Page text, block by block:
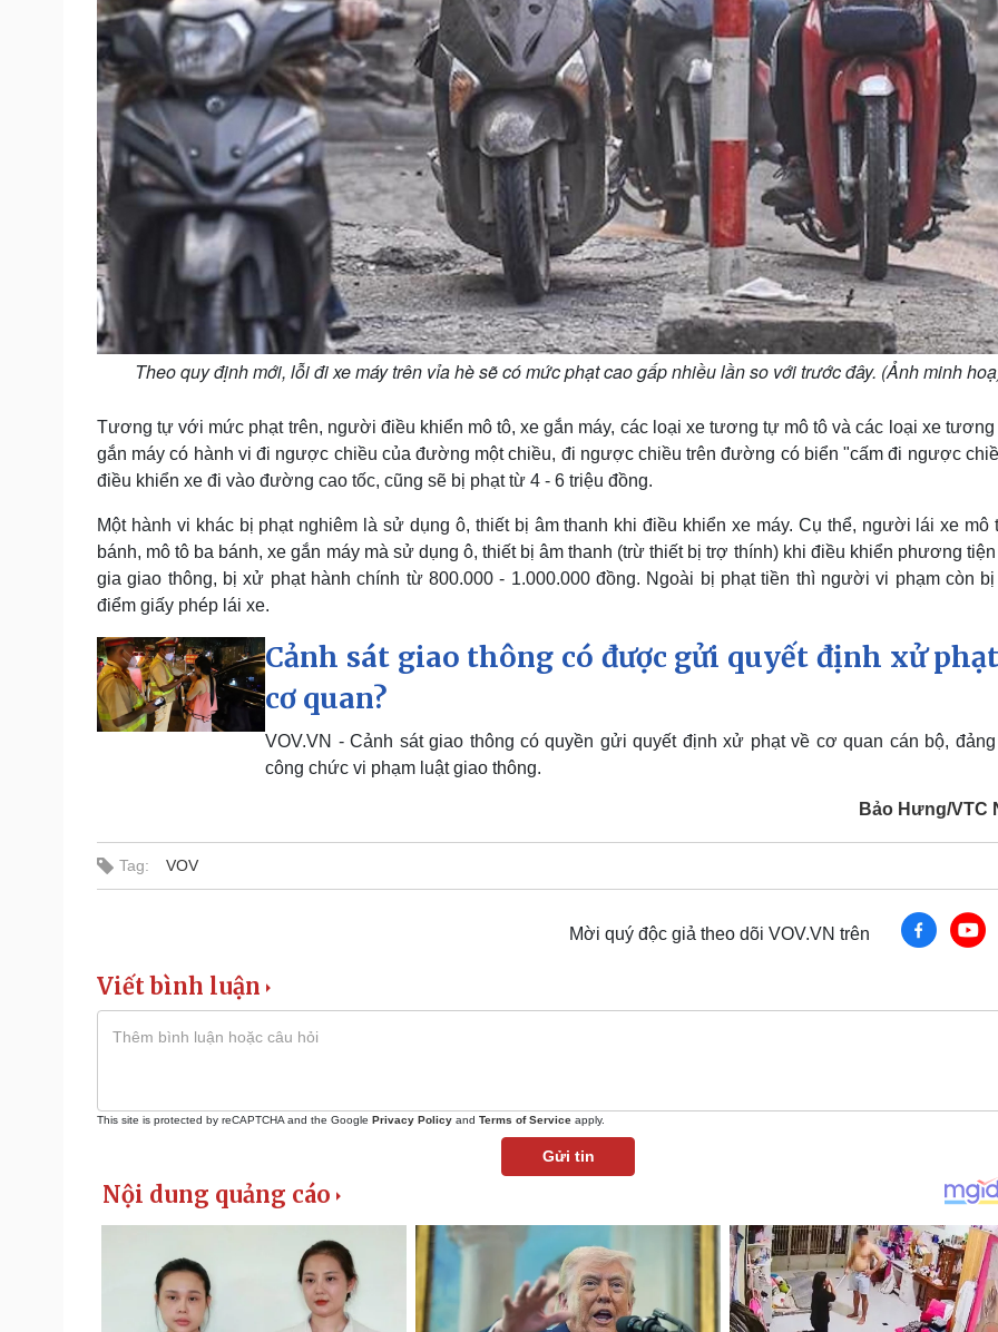
Theo quy định mới, lỗi đi xe máy trên vỉa hè sẽ có mức phạt cao gấp nhiều lần so với trước đây. (Ảnh minh
Tương tự với mức phạt trên, người điều khiển mô tô, xe gắn máy, các loại xe tương tự mô tô và các loại xe
gắn máy có hành vi đi ngược chiều của đường một chiều, đi ngược chiều trên đường có biển "cấm đi ngược
điều khiển xe đi vào đường cao tốc, cũng sẽ bị phạt từ 4 - 6 triệu đồng.
Một hành vi khác bị phạt nghiêm là sử dụng ô, thiết bị âm thanh khi điều khiển xe máy. Cụ thể, người lái xe mô
bánh, mô tô ba bánh, xe gắn máy mà sử dụng ô, thiết bị âm thanh (trừ thiết bị trợ thính) khi điều khiển phương
gia giao thông, bị xử phạt hành chính từ 800.000 - 1.000.000 đồng. Ngoài bị phạt tiền thì người vi phạm còn
điểm giấy phép lái xe.
Cảnh sát giao thông có được gửi quyết định xử
cơ quan?
VOV.VN - Cảnh sát giao thông có quyền gửi quyết định xử phạt về cơ quan cán bộ,
công chức vi phạm luật giao thông.
Bảo Hưng/VTC
Tag: VOV
Mời quý độc giả theo dõi VOV.VN trên
Viết bình luận
This site is protected by reCAPTCHA and the Google Privacy Policy and Terms of Service apply.
Gửi tin